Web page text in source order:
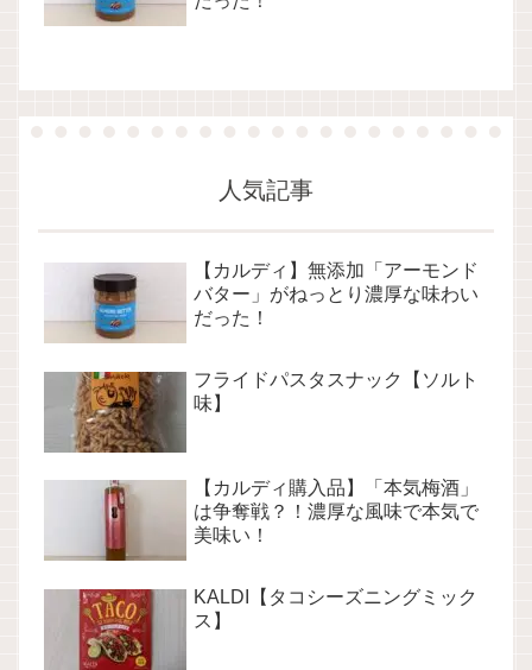
人気記事
【カルディ】無添加「アーモンド
バター」がねっとり濃厚な味わい
だった！
フライドパスタスナック【ソルト
味】
【カルディ購入品】「本気梅酒」
は争奪戦？！濃厚な風味で本気で
美味い！
KALDI【タコシーズニングミック
ス】